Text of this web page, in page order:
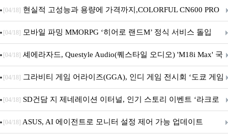
브랜드데이 기획전 진행
[04/18] 현실적 고성능과 용량에 가격까지,COLORFUL CN600 PRO
M.2 NVMe 디앤디컴 1TB
[04/18] 모바일 파밍 MMORPG ‘히어로 랜드M’ 정식 서비스 돌입
[04/18] 셰에라자드, Questyle Audio(퀘스타일 오디오) 'M18i Max' 국
내 정식 출시
[04/18] 그라비티 게임 어라이즈(GGA), 인디 게임 전시회 ‘도쿄 게임
던전 13’ 참가!
[04/18] SD건담 지 제네레이션 이터널, 인기 스토리 이벤트 ‘라크로
아의 용사’ 재개최 및 풍성한 기념 이벤트 실시!
[04/18] ASUS, AI 에이전트로 모니터 설정 제어 가능 업데이트